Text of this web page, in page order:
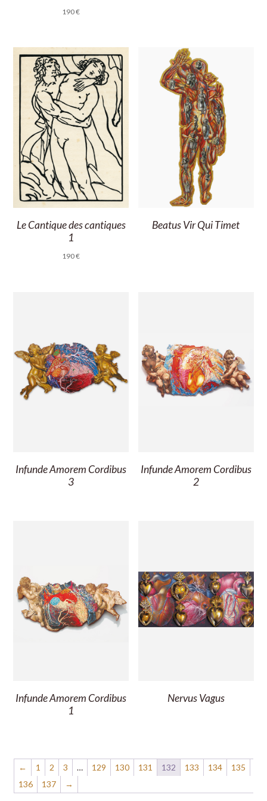
190€
Le Cantique des cantiques
1
190€
Beatus Vir Qui Timet
Infunde Amorem Cordibus
3
Infunde Amorem Cordibus
2
Infunde Amorem Cordibus
1
Nervus Vagus
← 1 2 3 … 129 130 131 132 133 134
135
136
137 →